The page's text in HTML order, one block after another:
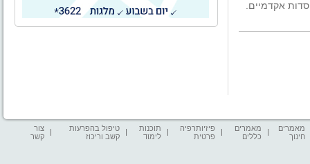
אקדמיים.
מאמרים
חינוך
מאמרים
כללים
פיזיותרפיה
פרטית
תוכנות
לימוד
טיפול בהפרעות
קשב וריכוז
צור
קשר